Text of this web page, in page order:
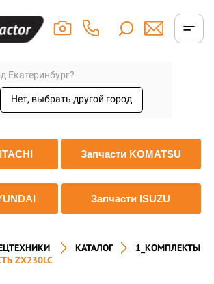
Екатеринбург?
Нет, выбрать другой город
Запчасти KOMATSU
Запчасти ISUZU
КАТАЛОГ
1_КОМПЛЕКТЫ
ZX230LC